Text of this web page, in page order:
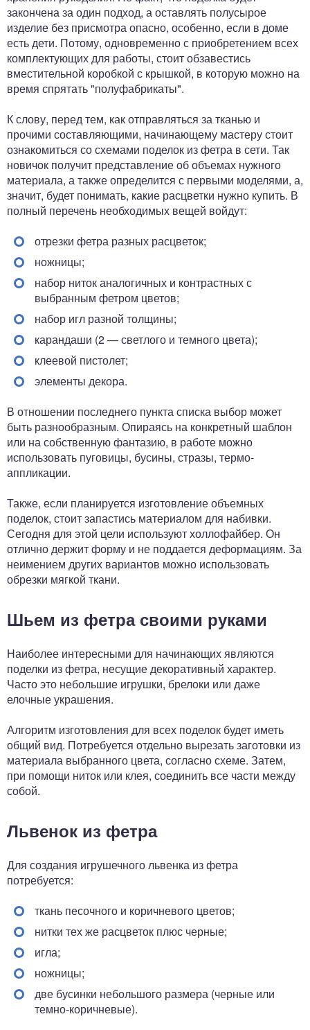
закончена за один подход, а оставлять полусырое
изделие без присмотра опасно, особенно, если в доме
есть дети. Потому, одновременно с приобретением всех
комплектующих для работы, стоит обзавестись
вместительной коробкой с крышкой, в которую можно на
время спрятать "полуфабрикаты".
К слову, перед тем, как отправляться за тканью и
прочими составляющими, начинающему мастеру стоит
ознакомиться со схемами поделок из фетра в сети. Так
новичок получит представление об объемах нужного
материала, а также определится с первыми моделями, а,
значит, будет понимать, какие расцветки нужно купить. В
полный перечень необходимых вещей войдут:
отрезки фетра разных расцветок;
ножницы;
набор ниток аналогичных и контрастных с
выбранным фетром цветов;
набор игл разной толщины;
карандаши (2 — светлого и темного цвета);
клеевой пистолет;
элементы декора.
В отношении последнего пункта списка выбор может
быть разнообразным. Опираясь на конкретный шаблон
или на собственную фантазию, в работе можно
использовать пуговицы, бусины, стразы, термо-
аппликации.
Также, если планируется изготовление объемных
поделок, стоит запастись материалом для набивки.
Сегодня для этой цели используют холлофайбер. Он
отлично держит форму и не поддается деформациям. За
неимением других вариантов можно использовать
обрезки мягкой ткани.
Шьем из фетра своими руками
Наиболее интересными для начинающих являются
поделки из фетра, несущие декоративный характер.
Часто это небольшие игрушки, брелоки или даже
елочные украшения.
Алгоритм изготовления для всех поделок будет иметь
общий вид. Потребуется отдельно вырезать заготовки из
материала выбранного цвета, согласно схеме. Затем,
при помощи ниток или клея, соединить все части между
собой.
Львенок из фетра
Для создания игрушечного львенка из фетра
потребуется:
ткань песочного и коричневого цветов;
нитки тех же расцветок плюс черные;
игла;
ножницы;
две бусинки небольшого размера (черные или
темно-коричневые).